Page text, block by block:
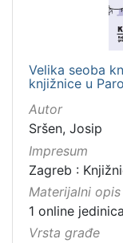
Velika seoba
knjižnice u
Autor
Sršen, Josip
Impresum
Zagreb :
Materijalni opis
1 online
Vrsta građe